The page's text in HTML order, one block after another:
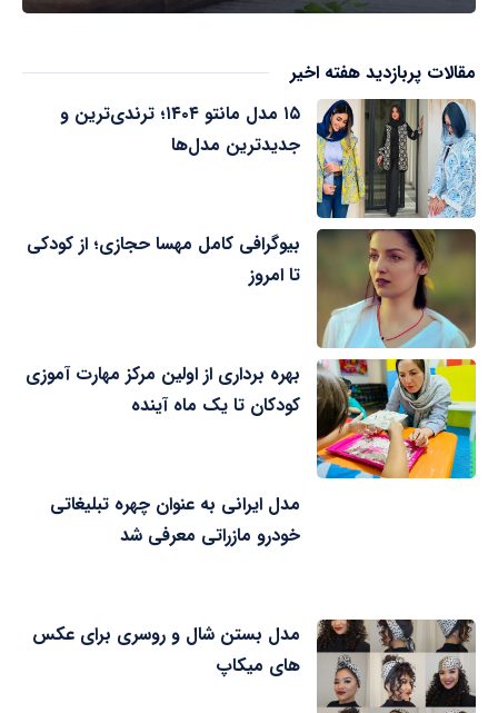
مقالات پربازدید هفته اخیر
۱۵ مدل مانتو ۱۴۰۴؛ ترندی‌ترین و
جدیدترین مدل‌ها
بیوگرافی کامل مهسا حجازی؛ از کودکی
تا امروز
بهره برداری از اولین مرکز مهارت آموزی
کودکان تا یک ماه آینده
مدل ایرانی به عنوان چهره تبلیغاتی
خودرو مازراتی معرفی شد
مدل بستن شال و روسری برای عکس
های میکاپ